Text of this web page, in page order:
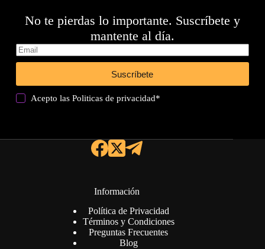
No te pierdas lo importante. Suscríbete y
mantente al día.
Suscríbete
Acepto lasPoliticas de privacidad*
Información
Política de Privacidad
Términos y Condiciones
Preguntas Frecuentes
Blog